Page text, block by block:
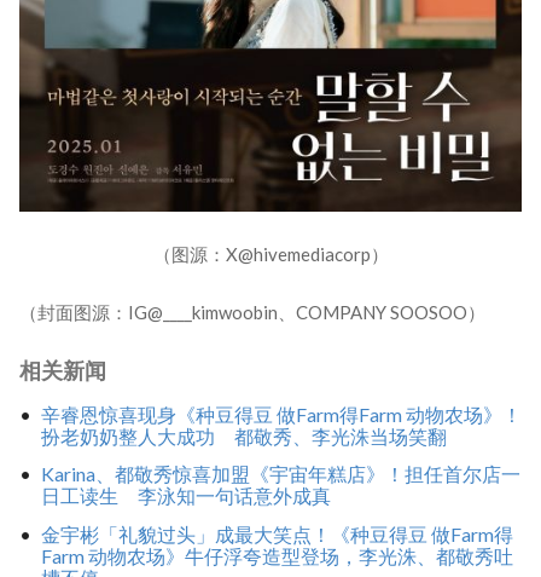
（图源：X@hivemediacorp）
（封面图源：IG@____kimwoobin、COMPANY SOOSOO）
相关新闻
辛睿恩惊喜现身《种豆得豆 做Farm得Farm 动物农场》！
扮老奶奶整人大成功 都敬秀、李光洙当场笑翻
Karina、都敬秀惊喜加盟《宇宙年糕店》！担任首尔店一
日工读生 李泳知一句话意外成真
金宇彬「礼貌过头」成最大笑点！《种豆得豆 做Farm得
Farm 动物农场》牛仔浮夸造型登场，李光洙、都敬秀吐